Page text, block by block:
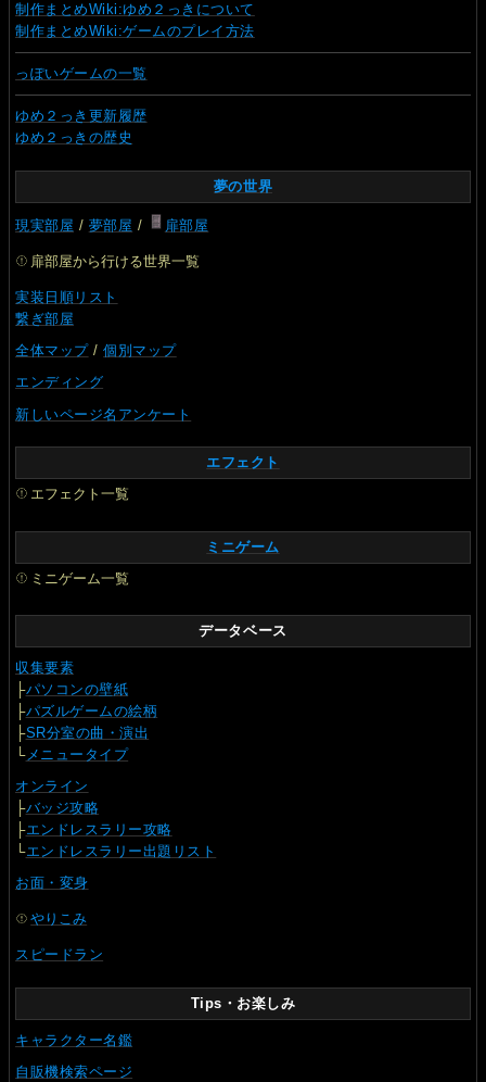
制作まとめWiki:ゆめ２っきについて
制作まとめWiki:ゲームのプレイ方法
っぽいゲームの一覧
ゆめ２っき更新履歴
ゆめ２っきの歴史
夢の世界
現実部屋 / 夢部屋 / 扉部屋
扉部屋から行ける世界一覧
実装日順リスト
繋ぎ部屋
全体マップ/個別マップ
エンディング
新しいページ名アンケート
エフェクト
エフェクト一覧
ミニゲーム
ミニゲーム一覧
データベース
収集要素
├パソコンの壁紙
├パズルゲームの絵柄
├SR分室の曲・演出
└メニュータイプ
オンライン
├バッジ攻略
├エンドレスラリー攻略
└エンドレスラリー出題リスト
お面・変身
やりこみ
スピードラン
Tips・お楽しみ
キャラクター名鑑
自販機検索ページ